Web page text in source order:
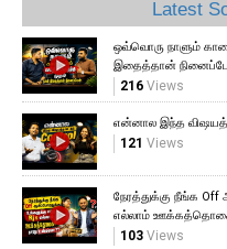
Latest
ஒவ்வொரு நாளும்
இதைத்தான்
216Views
என்னால இந்த
121 Views
நேரத்துக்கு நீங்க Off
எல்லாம்
103Views